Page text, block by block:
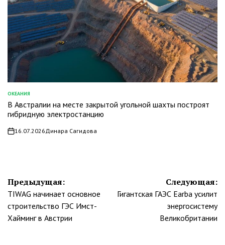
ОПУБЛИКОВАНО
В
ОКЕАНИЯ
В Австралии на месте закрытой угольной шахты построят
гибридную электростанцию
on16.07.2026Динара Сагидова
Навигация
по
записям
Предыдущая:
TIWAG начинает основное
строительство ГЭС Имст-
Хайминг в Австрии
Следующая:
Гигантская ГАЭС Earba усилит
энергосистему
Великобритании